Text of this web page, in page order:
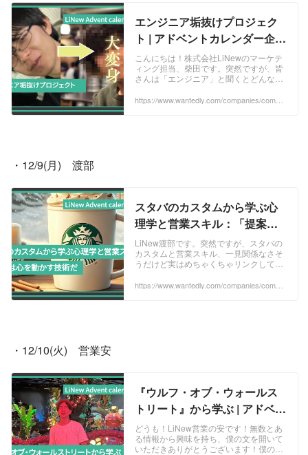
エンジニア垢抜けプロジェク
ト | アドベントカレンダー企画
2024
こんにちは！株式会社LiNewのマーケテ
ィング担当、柴田です。突然ですが、皆
さんは「エンジニア」と聞くとどんなイ
い」「パソコンが恋人」「ファッション
https://www.wantedly.com/companies/compa
・12/9(月)　渡部
スタバのカスタムから学ぶ心
理学と営業スキル：「提案」
は心を動かす技術だ | アドベン
トカレンダー企画2024
LiNew渡部です。突然ですが、スタバの
カスタムと営業スキル、一見関係なさそ
うだけど実はめちゃくちゃリンクしてる
ムって、ただの飲み物の話じゃないんで
https://www.wantedly.com/companies/compa
・12/10(火)　営業安
『ウルフ・オブ・ウォールス
トリート』から学ぶ | アドベン
トカレンダー企画2024
どうも！LiNew営業の安です！無数とあ
る情報から興味を持ち、僕の文を開いて
いただきありがとうございます！僕の大